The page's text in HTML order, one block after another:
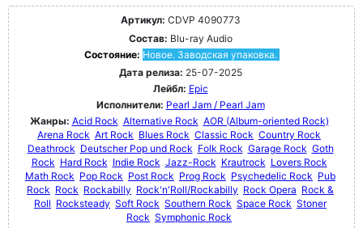
Артикул: CDVP 4090773
Состав: Blu-ray Audio
Состояние: Новое. Заводская упаковка.
Дата релиза: 25-07-2025
Лейбл: Epic
Исполнители: Pearl Jam / Pearl Jam
Жанры: Acid Rock Alternative Rock AOR (Album-oriented Rock)
Arena Rock Art Rock Blues Rock Classic Rock Country Rock
Deathrock Deutscher Pop und Rock Folk Rock Garage Rock Goth
Rock Hard Rock Indie Rock Jazz-Rock Krautrock Lovers Rock
Math Rock Pop Rock Post Rock Prog Rock Psychedelic Rock Pub
Rock Rock Rockabilly Rock'n'Roll/Rockabilly Rock Opera Rock &
Roll Rocksteady Soft Rock Southern Rock Space Rock Stoner
Rock Symphonic Rock